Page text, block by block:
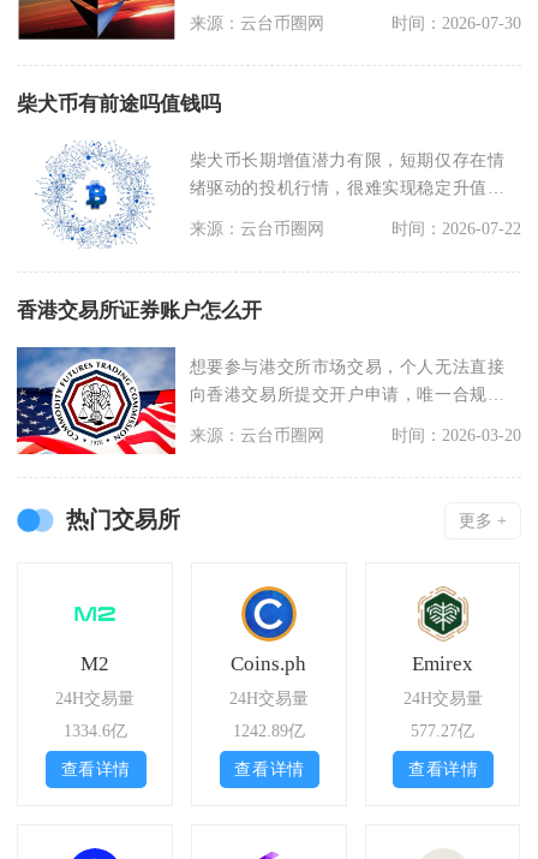
来源：云台币圈网 时间：2026-07-30
柴犬币有前途吗值钱吗
柴犬币长期增值潜力有限，短期仅存在情
绪驱动的投机行情，很难实现稳定升值，
整体估值不具备持续
来源：云台币圈网 时间：2026-07-22
香港交易所证券账户怎么开
想要参与港交所市场交易，个人无法直接
向香港交易所提交开户申请，唯一合规方
来源：云台币圈网 时间：2026-03-20
热门交易所 更多 +
M2
24H交易量
1334.6亿
查看详情
Coins.ph
24H交易量
1242.89亿
查看详情
Emirex
24H交易量
577.27亿
查看详情